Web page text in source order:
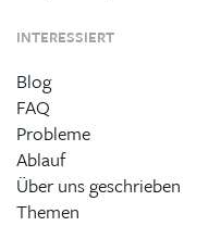
INTERESSIERT
Blog
FAQ
Probleme
Ablauf
Über uns geschrieben
Themen